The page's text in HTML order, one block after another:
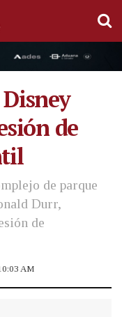
de
de parque
Durr,
de
AM